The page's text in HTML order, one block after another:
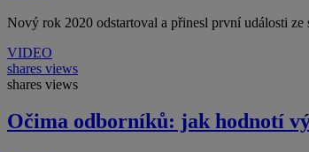
Nový rok 2020 odstartoval a přinesl první události
VIDEO
shares views
shares views
Očima odborníků: jak hodnotí